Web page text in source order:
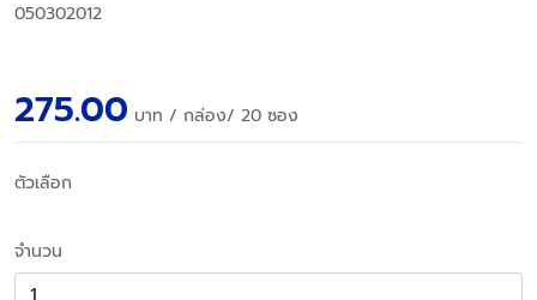
050302012
275.00 บาท / กล่อง/ 20 ซอง
ตัวเลือก
จำนวน